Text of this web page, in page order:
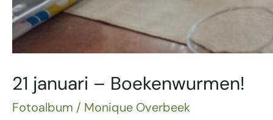
21 januari – Boekenwurmen!
Fotoalbum / Monique Overbeek